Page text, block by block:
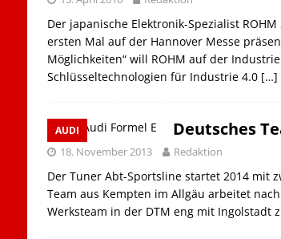
Der japanische Elektronik-Spezialist
ersten Mal auf der Hannover Messe
Möglichkeiten“ will ROHM auf der
Schlüsseltechnologien für Industrie 4.0 […]
AUDI Deutsches
18. November 2013 Redaktion
Der Tuner Abt-Sportsline startet 2014 mit
Team aus Kempten im Allgäu arbeitet
Werksteam in der DTM eng mit Ingolstadt